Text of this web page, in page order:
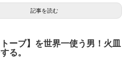
記事を読む
トーブ】を世界一使う男！火皿
る。